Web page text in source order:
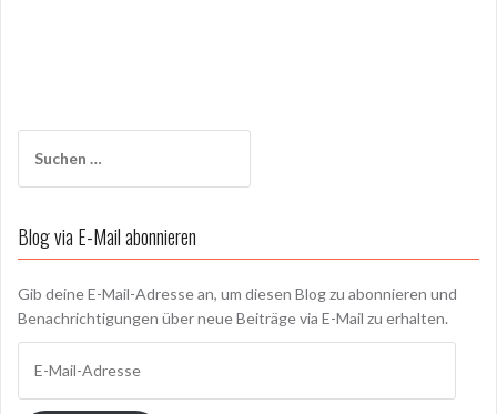
nach:
Blog via E-Mail abonnieren
Gib deine E-Mail-Adresse an, um diesen Blog zu abonnieren und
Benachrichtigungen über neue Beiträge via E-Mail zu erhalten.
Mail-
Adresse